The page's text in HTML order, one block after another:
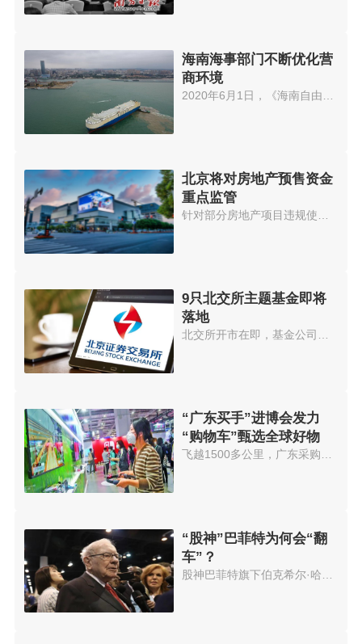
海南海事部门不断优化营
商环境
北京将对房地产预售资金
重点监管
9只北交所主题基金即将
落地
北交所开市在即，基金公司也在加...
“广东买手”进博会发力
“购物车”甄选全球好物
飞越1500多公里，广东采购商正在...
“股神”巴菲特为何会“翻
车”？